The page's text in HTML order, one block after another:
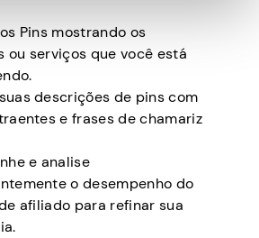
Pins mostrando os
ou serviços que você está
descrições de pins com
e frases de chamariz
e analise
o desempenho do
afiliado para refinar sua